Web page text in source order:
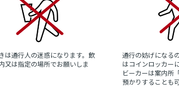
は通行人の迷惑になります。飲
又は指定の場所でお願いしま
通行の妨げになる
はコインロッカー
ビーカーは案内所
預かりすることも